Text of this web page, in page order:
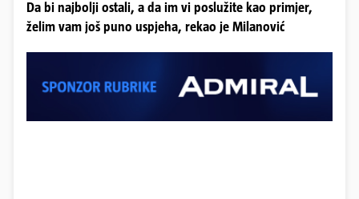
Da bi najbolji ostali, a da im vi poslužite kao primjer,
želim vam još puno uspjeha, rekao je Milanović